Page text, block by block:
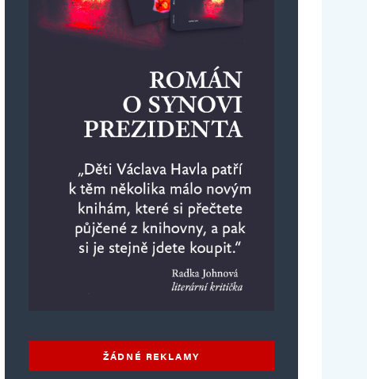
ŽÁDNÉ REKLAMY